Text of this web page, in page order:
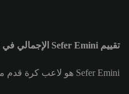
تقييم Sefer Emini الإجمالي في EA SPORTS FC™ 26 هو 66
Sefer Emini هو لاعب كرة قدم محترف من مقدونيا الشمالية يلعب في مركز لاعب خط وسط مركزي (CM) لصالح فريق Sønderjyske. تقييم Sefer Emini الإجمالي هو 66.